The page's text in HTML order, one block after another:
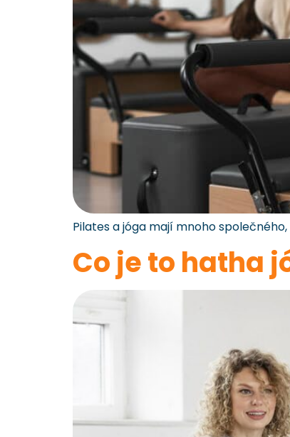
Pilates a jóga mají mnoho
Co je to hatha